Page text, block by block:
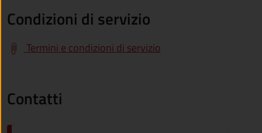
Condizioni di servizio
Termini e condizioni di servizio
Contatti